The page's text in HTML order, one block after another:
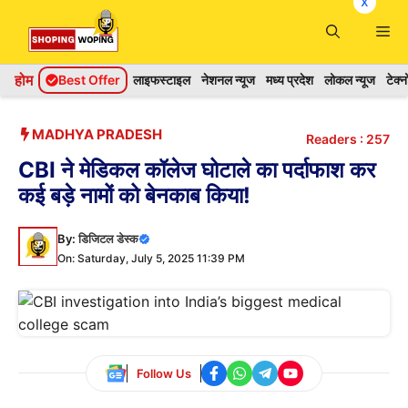
content
होम Best Offer लाइफस्टाइल नेशनल न्यूज मध्य प्रदेश लोकल न्यूज
MADHYA PRADESH Readers : 257
CBI ने मेडिकल कॉलेज घोटाले का पर्दाफाश कर
कई बड़े नामों को बेनकाब किया!
By:डिजिटल डेस्क
On: Saturday, July 5, 2025 11:39 PM
Follow Us